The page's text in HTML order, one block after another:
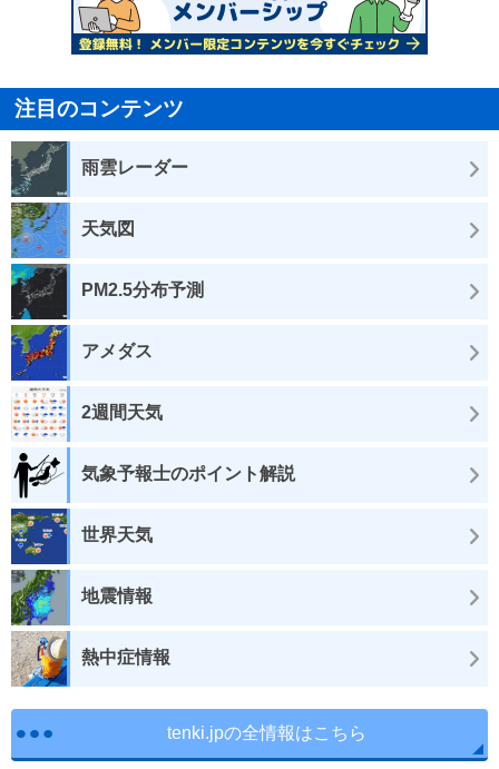
注目のコンテンツ
雨雲レーダー
天気図
PM2.5分布予測
アメダス
2週間天気
気象予報士のポイント解説
世界天気
地震情報
熱中症情報
tenki.jpの全情報はこちら